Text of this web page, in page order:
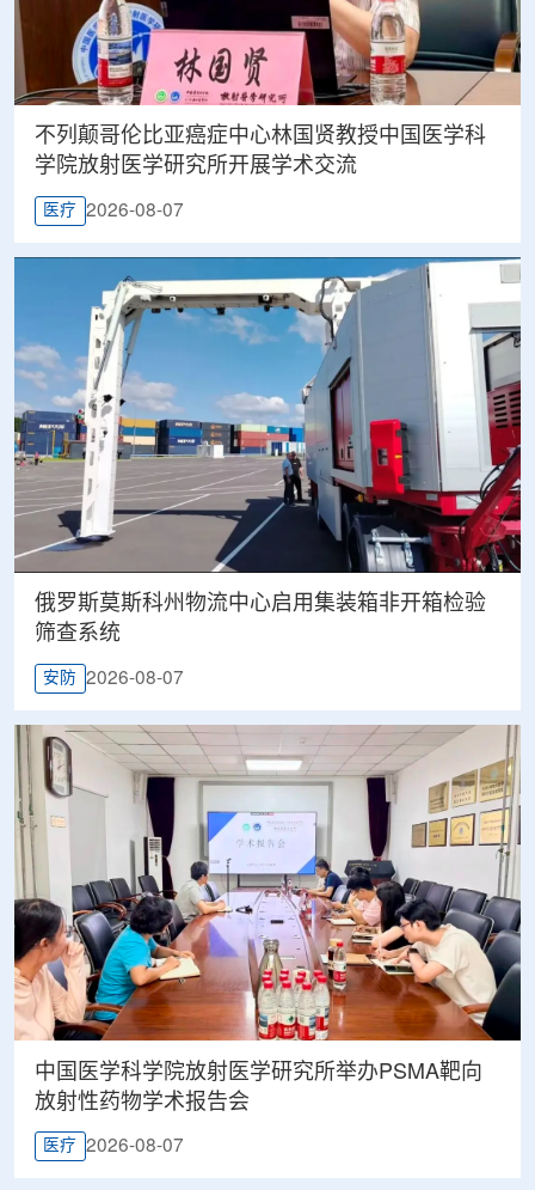
不列颠哥伦比亚癌症中心林国贤教授中国医学科
学院放射医学研究所开展学术交流
医疗 2026-08-07
俄罗斯莫斯科州物流中心启用集装箱非开箱检验
筛查系统
安防 2026-08-07
中国医学科学院放射医学研究所举办PSMA靶向
放射性药物学术报告会
医疗 2026-08-07